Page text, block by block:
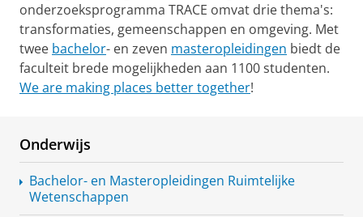
onderzoeksprogramma TRACE omvat drie thema's:
transformaties, gemeenschappen en omgeving. Met
twee bachelor- en zeven masteropleidingen biedt de
faculteit brede mogelijkheden aan 1100 studenten.
We are making places better together!
Onderwijs
Bachelor- en Masteropleidingen Ruimtelijke
Wetenschappen